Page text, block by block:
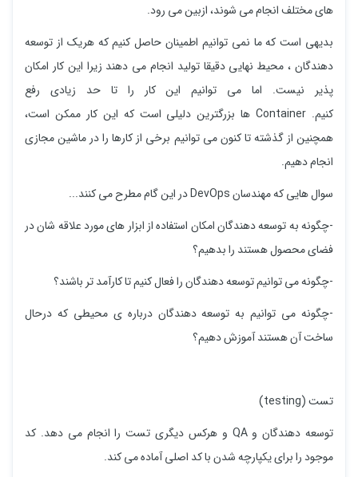
های مختلف انجام می شوند، ازبین می رود.
بدیهی است که ما نمی توانیم اطمینان حاصل کنیم که هریک از توسعه
دهندگان ، محیط نهایی دقیقا تولید انجام می دهند زیرا این کار امکان
پذیر نیست. اما می توانیم این کار را تا حد زیادی رفع
کنیم. Container ها بزرگترین دلیلی است که این کار ممکن است،
همچنین از گذشته تا کنون می توانیم برخی از کارها را در ماشین مجازی
انجام دهیم.
سوال هایی که مهندسان DevOps در این گام مطرح می کنند...
-چگونه به توسعه دهندگان امکان استفاده از ابزار های مورد علاقه شان در
فضای محصول هستند را بدهیم؟
-چگونه می توانیم توسعه دهندگان را فعال کنیم تا کارآمد تر باشند؟
-چگونه می توانیم به توسعه دهندگان درباره ی محیطی که درحال
ساخت آن هستند آموزش دهیم؟
تست (testing)
توسعه دهندگان و QA و هرکس دیگری تست را انجام می دهد. کد
موجود را برای یکپارچه شدن با کد اصلی آماده می کند.